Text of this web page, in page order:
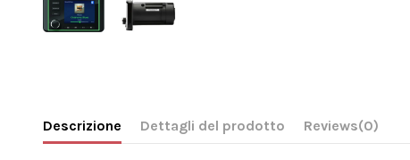
Descrizione Dettagli del prodotto Reviews(0)